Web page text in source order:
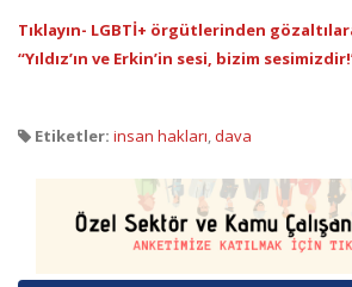
Tıklayın- LGBTİ+ örgütlerinden
“Yıldız’ın ve Erkin’in sesi, bizim
Etiketler: insan hakları dava